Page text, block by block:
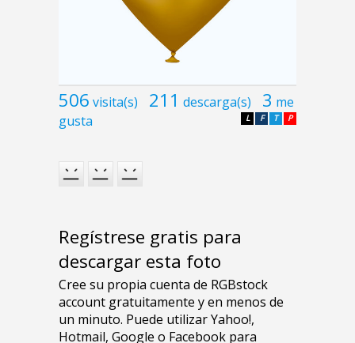
506 visita(s) 211 descarga(s) 3 me
gusta
P
T
F
L
Regístrese gratis para
descargar esta foto